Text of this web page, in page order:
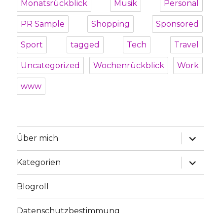
Monatsrückblick Musik Personal
PR Sample Shopping Sponsored
Sport tagged Tech Travel
Uncategorized Wochenrückblick Work
www
Über mich
öffnen
Kategorien
öffnen
Blogroll
Datenschutzbestimmung